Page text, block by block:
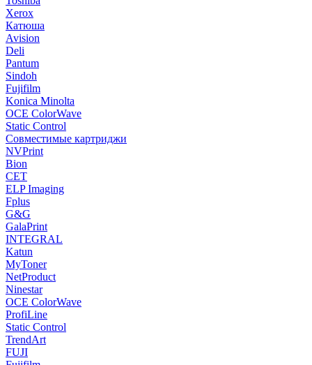
Xerox
Катюша
Avision
Deli
Pantum
Sindoh
Fujifilm
Konica Minolta
OCE ColorWave
Static Control
Совместимые картриджи
NVPrint
Bion
CET
ELP Imaging
Fplus
G&G
GalaPrint
INTEGRAL
Katun
MyToner
NetProduct
Ninestar
OCE ColorWave
ProfiLine
Static Control
TrendArt
FUJI